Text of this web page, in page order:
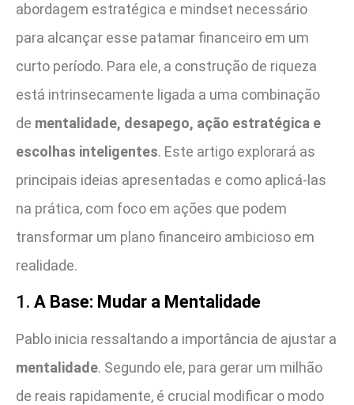
abordagem estratégica e mindset necessário
para alcançar esse patamar financeiro em um
curto período. Para ele, a construção de riqueza
está intrinsecamente ligada a uma combinação
de mentalidade, desapego, ação estratégica e
escolhas inteligentes. Este artigo explorará as
principais ideias apresentadas e como aplicá-las
na prática, com foco em ações que podem
transformar um plano financeiro ambicioso em
realidade.
1. A Base: Mudar a Mentalidade
Pablo inicia ressaltando a importância de ajustar a
mentalidade. Segundo ele, para gerar um milhão
de reais rapidamente, é crucial modificar o modo